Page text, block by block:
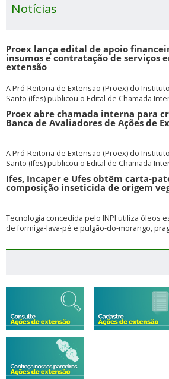
Notícias
Proex lança edital de apoio
insumos e contratação de serviços
extensão
A Pró-Reitoria de Extensão (Proex) do
Santo (Ifes) publicou o Edital de Chamada
Proex abre chamada interna para
Banca de Avaliadores de Ações de
A Pró-Reitoria de Extensão (Proex) do
Santo (Ifes) publicou o Edital de Chamada
Ifes, Incaper e Ufes obtêm carta-
composição inseticida de origem
Tecnologia concedida pelo INPI utiliza óleos
de formiga-lava-pé e pulgão-do-morango,